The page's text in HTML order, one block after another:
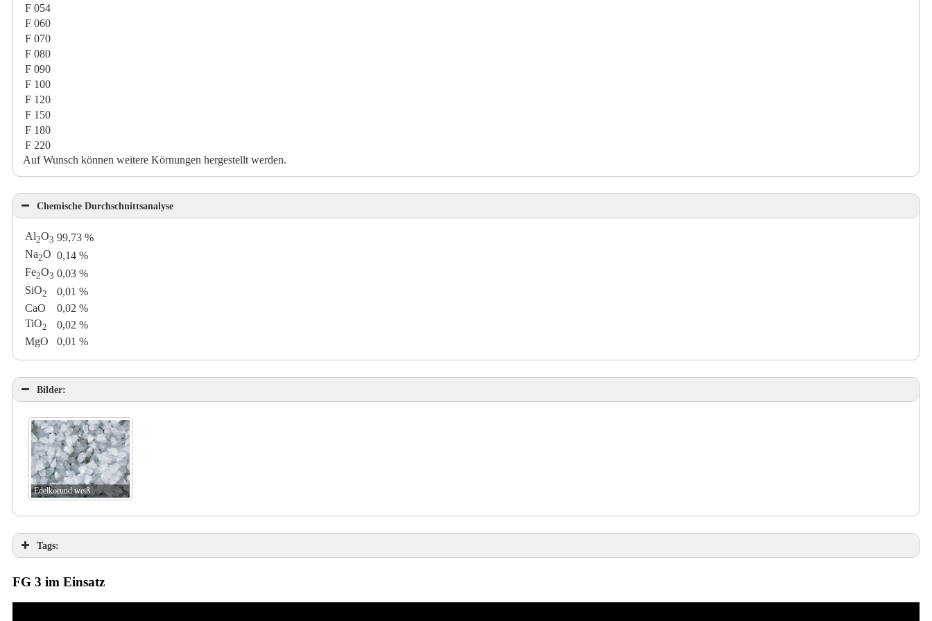
F 054
F 060
F 070
F 080
F 090
F 100
F 120
F 150
F 180
F 220
Auf Wunsch können weitere Körnungen hergestellt werden.
Chemische Durchschnittsanalyse
Al2O3 99,73 %
Na2O 0,14 %
Fe2O3 0,03 %
SiO2
0,01 %
CaO
0,02 %
TiO2
0,02 %
MgO
0,01 %
Bilder:
Edelkorund weiß
Tags:
FG 3 im Einsatz